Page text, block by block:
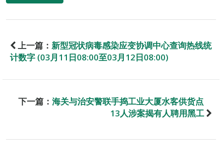
上一篇： 新型冠状病毒感染应变协调中心查询热线统
计数字 (03月11日08:00至03月12日08:00)
下一篇： 海关与治安警联手捣工业大厦水客供货点
13人涉案揭有人聘用黑工